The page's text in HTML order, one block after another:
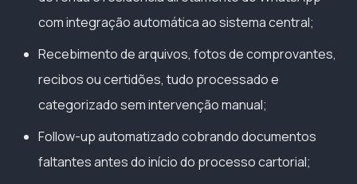
com integração automática ao sistema central;
Recebimento de arquivos, fotos de comprovantes,
recibos ou certidões, tudo processado e
categorizado sem intervenção manual;
Follow-up automatizado cobrando documentos
faltantes antes do início do processo cartorial;